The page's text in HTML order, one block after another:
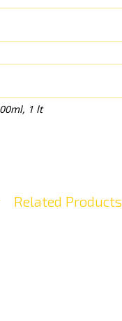
1 lt
Related Products